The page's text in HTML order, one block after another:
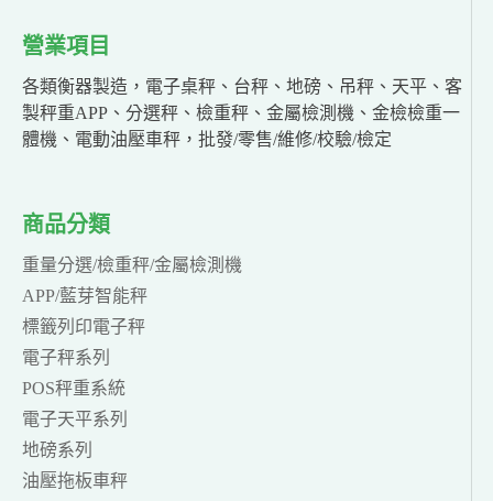
營業項目
各類衡器製造，電子桌秤、台秤、地磅、吊秤、天平、客
製秤重APP、分選秤、檢重秤、金屬檢測機、金檢檢重一
體機、電動油壓車秤，批發/零售/維修/校驗/檢定
商品分類
重量分選/檢重秤/金屬檢測機
APP/藍芽智能秤
標籤列印電子秤
電子秤系列
POS秤重系統
電子天平系列
地磅系列
油壓拖板車秤